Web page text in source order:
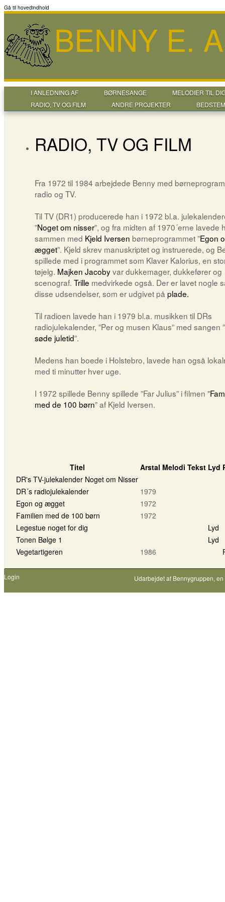
Gå til hovedindhold
BENNY E.
I ANLEDNING AF BØRNESANGE
MELODIER TIL
RADIO, TV OG FILM
ANDRE PROJEKTER
RADIO, TV OG FILM
Fra 1972 til 1984 arbejdede Benny med
radio og TV.
Til TV (DR1) producerede han i 1972 bl.a.
”Noget om nisser”, og fra midten af 1970´erne lavede
sammen med Kjeld Iversen børneprogrammet ”Egon
ægget”. Kjeld skrev manuskriptet og instruerede, og
spillede med i programmet som Klaver Kalorius, en
tøjelg. Majken Jacobyvar dukkemager, dukkefører og
scenograf. Trille medvirkede også. Der er lavet nogle
disse udsendelser, som er udgivet på plade.
Til radioen lavede han i 1979 bl.a. musikken til DRs
radiojulekalender, ”Per og musen Klaus” med sangen ”
søde juletid”.
Medens han boede i Holstebro, lavede han også
med ti minutter hver uge.
I 1972 spillede Benny spillede ”Far Julius” i filmen "
med de 100 børn” af Kjeld Iversen.
Titel Arstal Melodi Tekst Lyd
DR's TV-julekalender Noget om Nisser
DR´s radiojulekalender
1979
Egon og ægget
1972
Familien med de 100 børn
1972
Legestue noget for dig
Lyd
Tonen Bølge 1
Lyd
Vegetartigeren
1986
Login Udarbejdet af Bennygruppen,